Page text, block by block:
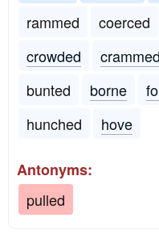
rammed
coerced
crowded
crammed
bunted
borne
hunched
hove
Antonyms:
pulled